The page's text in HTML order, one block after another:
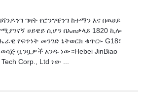
ግዛት የሮንግቼንግ ከተማን እና በዉሀይ
ሀይዌይ ሲሆን በአጠቃላይ 1820 ኪሎ
የፍጥነት መንገድ ኔትወርክ ቁጥር፡- G18፣
ቧንቧዎች አንዱ ነው።Hebei JinBiao
Corp., Ltd ነው ...